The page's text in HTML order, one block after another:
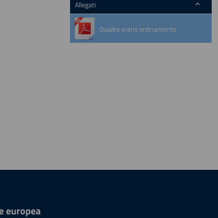
Allegati
Quadro orario ordinamento